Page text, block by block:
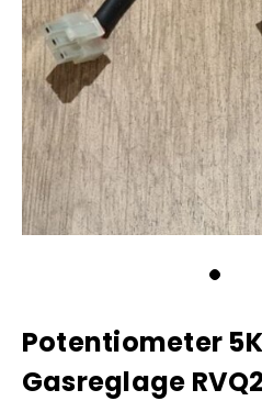
Potentiometer
Gasreglage